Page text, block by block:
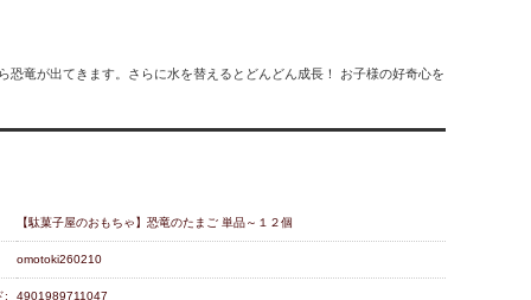
竜が出てきます。さらに水を替えるとどんどん成長！ お子様の好奇心を
【駄菓子屋のおもちゃ】恐竜のたまご 単品～１２個
omotoki260210
: 4901989711047